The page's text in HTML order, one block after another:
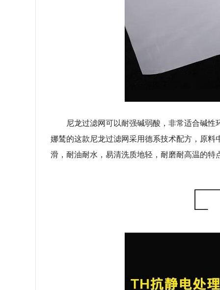
尼龙过滤网可以耐强碱弱酸，非常适合碱
娜鸶的这款尼龙过滤网采用德系技术配方，原
滑，耐油耐水，易清洗质地轻，耐磨耐高温的特